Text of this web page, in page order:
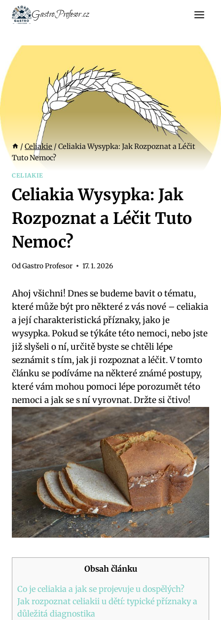
Přeskočit
GastroProfesor.cz
/ Celiakie / Celiakia Wysypka: Jak Rozpoznat a Léčit
Tuto Nemoc?
CELIAKIE
Celiakia Wysypka: Jak
Rozpoznat a Léčit Tuto
Nemoc?
OdGastro Profesor 17. 1. 2026
Ahoj všichni! Dnes se budeme bavit o tématu,
které může být pro některé z vás nové – celiakia
a její charakteristická příznaky, jako je
wysypka. Pokud se týkáte této nemoci, nebo jste
již slyšeli o ní, určitě byste se chtěli lépe
seznámit s tím, jak ji rozpoznat a léčit. V tomto
článku se podíváme na některé známé postupy,
které vám mohou pomoci lépe porozumět této
nemoci a jak se s ní vyrovnat. Držte si čtivo!
Obsah článku
Co je celiakia a jak se projevuje u dospělých?
Jak rozpoznat celiakii u dětí: typické příznaky a
důležitá diagnostika